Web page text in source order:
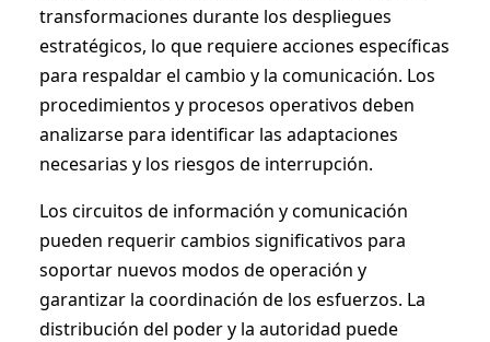
transformaciones durante los despliegues
estratégicos, lo que requiere acciones específicas
para respaldar el cambio y la comunicación. Los
procedimientos y procesos operativos deben
analizarse para identificar las adaptaciones
necesarias y los riesgos de interrupción.
Los circuitos de información y comunicación
pueden requerir cambios significativos para
soportar nuevos modos de operación y
garantizar la coordinación de los esfuerzos. La
distribución del poder y la autoridad puede